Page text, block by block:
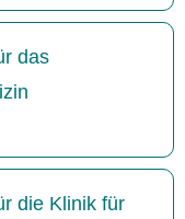
das
die Klinik für